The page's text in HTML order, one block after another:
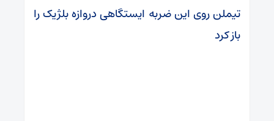
تیملن روی این ضربه ایستگاهی دروازه بلژیک را
باز کرد